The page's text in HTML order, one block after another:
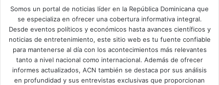
Somos un portal de noticias líder en la República Dominicana que
se especializa en ofrecer una cobertura informativa integral.
Desde eventos políticos y económicos hasta avances científicos y
noticias de entretenimiento, este sitio web es tu fuente confiable
para mantenerse al día con los acontecimientos más relevantes
tanto a nivel nacional como internacional. Además de ofrecer
informes actualizados, ACN también se destaca por sus análisis
en profundidad y sus entrevistas exclusivas que proporcionan